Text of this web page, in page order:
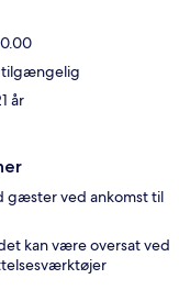
tilgængelig
år
gæster ved ankomst til
kan være oversat ved